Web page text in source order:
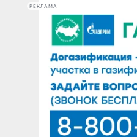
РЕКЛАМА